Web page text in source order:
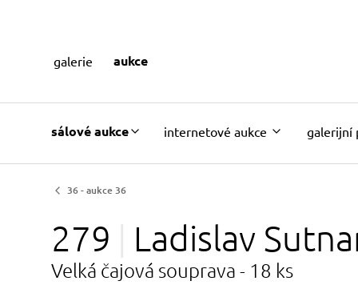
sálové aukce internetové aukce galerijní
galerie aukce
36 - aukce 36
279 Ladislav
Velká čajová souprava - 18 ks